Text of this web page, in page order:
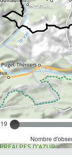
Nombre